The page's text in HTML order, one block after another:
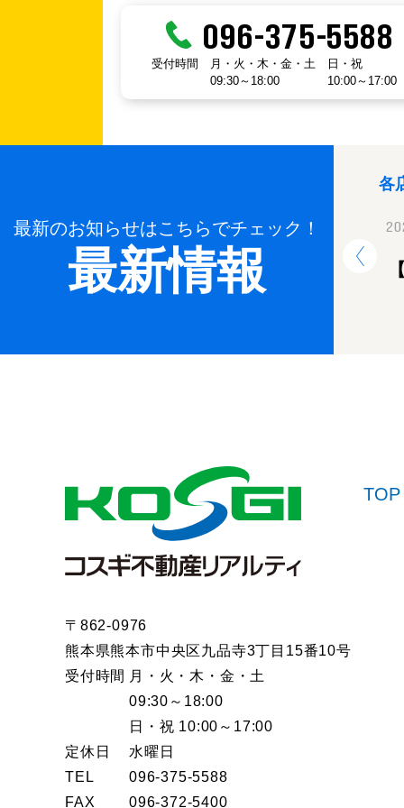
096-375-5588
受付時間
月・火・木・金・土
09:30～18:00
日・祝
10:00～17:00
最新のお知らせはこちらでチェック！
最新情報
各
2024.12.26
年末年始休業のお知らせ
〒862-0976
熊本県熊本市中央区九品寺3丁目15番10号
受付時間 月・火・木・金・土
09:30～18:00
日・祝 10:00～17:00
定休日
水曜日
TEL
096-375-5588
FAX
096-372-5400
TOP